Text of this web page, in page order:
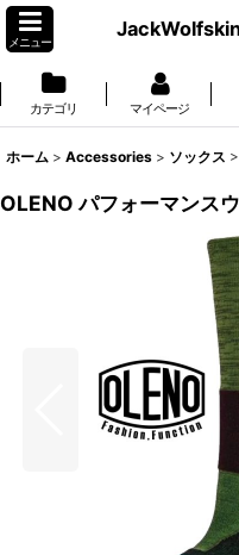
メニュー
JackWolfskin
カテゴリ マイページ
ホーム > Accessories > ソックス >
OLENO パフォーマンス